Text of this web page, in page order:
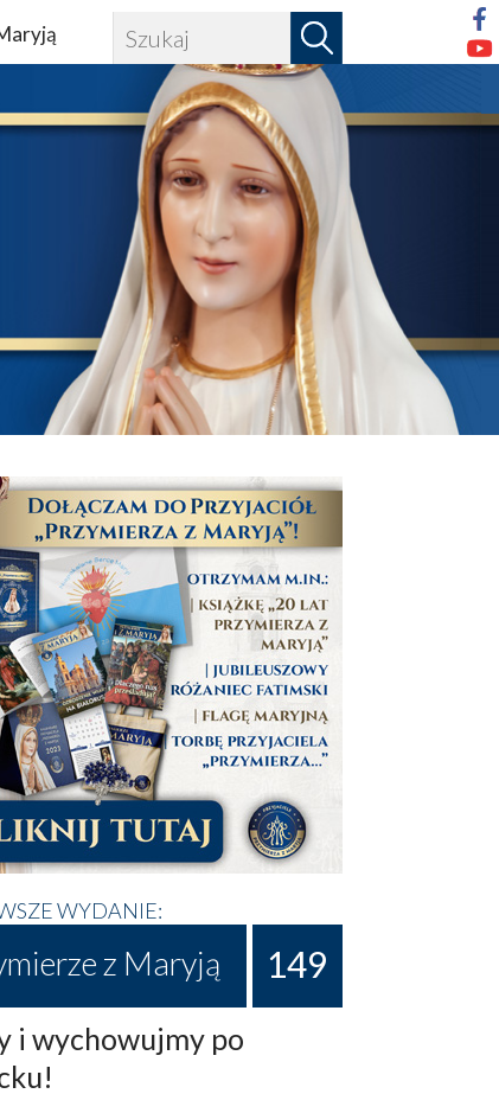
WYDANIE:
z Maryją 149
i wychowujmy po